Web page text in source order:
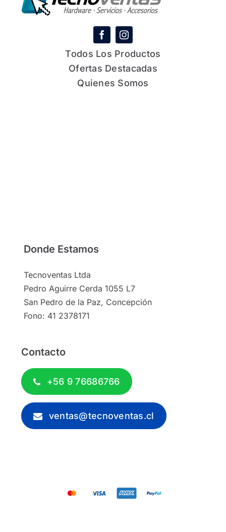
Todos Los Productos
Ofertas Destacadas
Quienes Somos
Donde Estamos
Tecnoventas Ltda
Pedro Aguirre Cerda 1055 L7
San Pedro de la Paz, Concepción
Fono: 41 2378171
Contacto
+56 9 76686766
ventas@tecnoventas.cl